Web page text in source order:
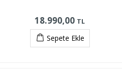
18.990,00 TL
Sepete Ekle